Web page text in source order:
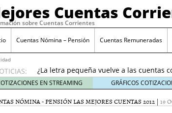
Cuentas
sobre Cuentas Corrientes
Cuentas Nómina – Pensión Cuentas Remuneradas
¿La letra pequeña vuelve a las cuentas
Checklist para evaluar cuentas
21, 2026
Cuenta remunerada vs cuenta estándar:
EN STREAMING GRÁFICOS
NÓMINA - PENSIÓN LAS MEJORES CUENTAS 2012 | 19